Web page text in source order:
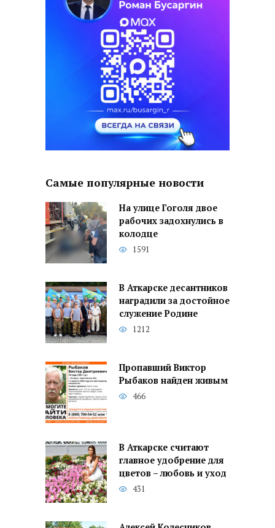
Самые популярные новости
На улице Гоголя двое
рабочих задохнулись в
колодце
1591
В Аткарске десантников
наградили за достойное
служение Родине
1212
Пропавший Виктор
Рыбаков найден живым
466
В Аткарске считают
главное удобрение для
цветов – любовь и уход
431